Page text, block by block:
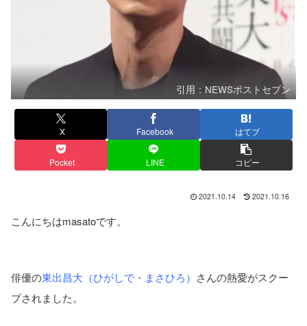
引用：NEWSポストセブン
X Facebook はてブ
Pocket LINE コピー
2021.10.14 2021.10.16
こんにちはmasatoです。
俳優の東出昌大（ひがしで・まさひろ） さんの熱愛がスクー
プされました。